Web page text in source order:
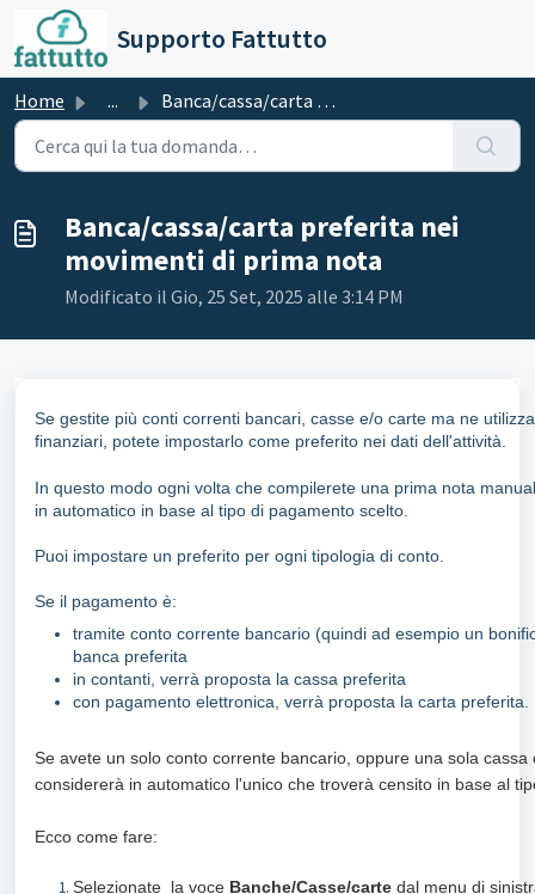
Salta al contenuto principale
Supporto Fattutto
Home ... Banca/cassa/carta preferita nei movimenti di prima nota
Banca/cassa/carta preferita nei
movimenti di prima nota
Modificato il Gio, 25 Set, 2025 alle 3:14 PM
Se gestite più conti correnti bancari, casse e/o carte ma ne
finanziari, potete impostarlo come preferito nei dati dell'attività.
In questo modo ogni volta che compilerete una prima nota
in automatico in base al tipo di pagamento scelto.
Puoi impostare un preferito per ogni tipologia di conto.
Se il pagamento è:
tramite conto corrente bancario (quindi ad esempio un
banca preferita
in contanti, verrà proposta la cassa preferita
con pagamento elettronica, verrà proposta la carta preferita.
Se avete un solo conto corrente bancario, oppure una sola
considererà in automatico l'unico che troverà censito in base al
Ecco come fare:
Selezionate la voce Banche/Casse/carte dal menu di